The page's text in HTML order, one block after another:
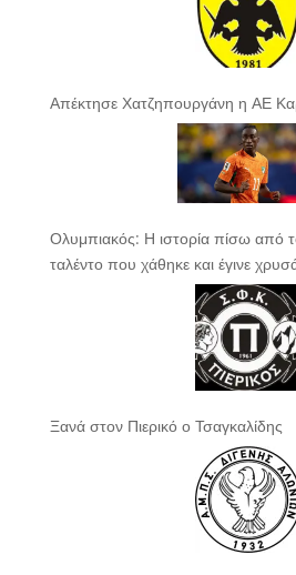
Απέκτησε Χατζηπουργάνη η ΑΕ
Ολυμπιακός: Η ιστορία πίσω από
ταλέντο που χάθηκε και έγινε
Ξανά στον Πιερικό ο Τσαγκαλίδης